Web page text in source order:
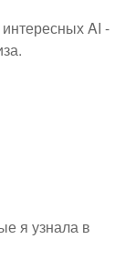
AI -
я узнала в